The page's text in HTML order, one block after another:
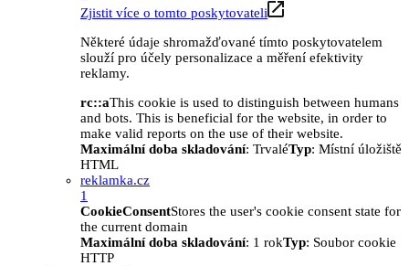
Zjistit více o tomto poskytovateli
Některé údaje shromažďované tímto poskytovatelem
slouží pro účely personalizace a měření efektivity
reklamy.
rc::aThis cookie is used to distinguish between humans
and bots. This is beneficial for the website, in order to
make valid reports on the use of their website.
Maximální doba skladování: TrvaléTyp: Místní úložiště
HTML
reklamka.cz
1
CookieConsentStores the user's cookie consent state for
the current domain
Maximální doba skladování: 1 rokTyp: Soubor cookie
HTTP